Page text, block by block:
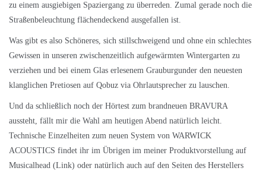
zu einem ausgiebigen Spaziergang zu überreden. Zumal gerade noch die
Straßenbeleuchtung flächendeckend ausgefallen ist.
Was gibt es also Schöneres, sich stillschweigend und ohne ein schlechtes
Gewissen in unseren zwischenzeitlich aufgewärmten Wintergarten zu
verziehen und bei einem Glas erlesenem Grauburgunder den neuesten
klanglichen Pretiosen auf Qobuz via Ohrlautsprecher zu lauschen.
Und da schließlich noch der Hörtest zum brandneuen BRAVURA
aussteht, fällt mir die Wahl am heutigen Abend natürlich leicht.
Technische Einzelheiten zum neuen System von WARWICK
ACOUSTICS findet ihr im Übrigen im meiner Produktvorstellung auf
Musicalhead (Link) oder natürlich auch auf den Seiten des Herstellers